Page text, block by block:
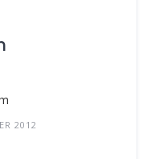
2012